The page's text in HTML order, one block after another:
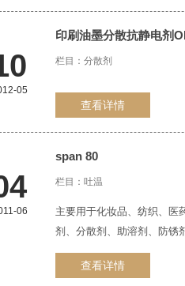
05
印刷油墨分散抗静电剂
栏目： 分散剂
查看详情
06
span 80
栏目： 吐温
主要用于化妆品、纺织、医
剂、分散剂、助溶剂、防锈
查看详情